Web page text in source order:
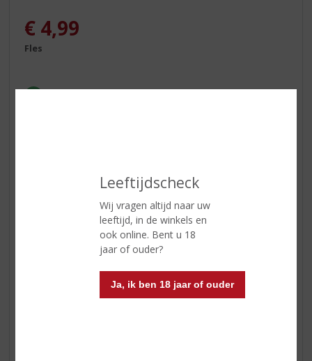
Leeftijdscheck
Wij vragen altijd naar uw
leeftijd, in de winkels en
ook online. Bent u 18
jaar of ouder?
Ja, ik ben 18 jaar of ouder
€ 4,99
Fles
Land van Herkomst
België
33 CL
Alcoholpercentage
8% vol